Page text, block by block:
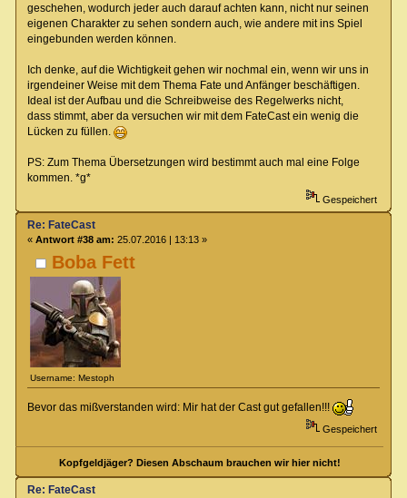
geschehen, wodurch jeder auch darauf achten kann, nicht nur seinen
eigenen Charakter zu sehen sondern auch, wie andere mit ins Spiel
eingebunden werden können.
Ich denke, auf die Wichtigkeit gehen wir nochmal ein, wenn wir uns in
irgendeiner Weise mit dem Thema Fate und Anfänger beschäftigen.
Ideal ist der Aufbau und die Schreibweise des Regelwerks nicht,
dass stimmt, aber da versuchen wir mit dem FateCast ein wenig die
Lücken zu füllen.
PS: Zum Thema Übersetzungen wird bestimmt auch mal eine Folge
kommen. *g*
Gespeichert
Boba Fett
Username: Mestoph
Re: FateCast
« Antwort #38 am: 25.07.2016 | 13:13 »
Bevor das mißverstanden wird: Mir hat der Cast gut gefallen!!!
Gespeichert
Kopfgeldjäger? Diesen Abschaum brauchen wir hier nicht!
Re: FateCast